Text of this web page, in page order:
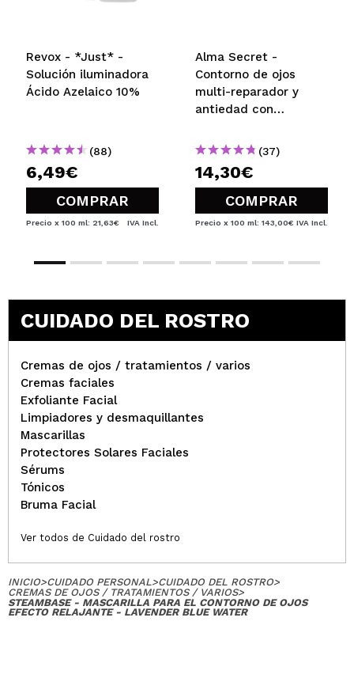
Revox - *Just* -
Solución iluminadora
Ácido Azelaico 10%
(88)
6,49€
COMPRAR
Precio x 100 ml: 21,63€ IVA Incl.
Alma Secret -
Contorno de ojos
multi-reparador y
antiedad con
(37)
14,30€
COMPRAR
Precio x 100 ml: 143,00€ IVA Incl.
CUIDADO DEL ROSTRO
Cremas de ojos / tratamientos / varios
Cremas faciales
Exfoliante Facial
Limpiadores y desmaquillantes
Mascarillas
Protectores Solares Faciales
Sérums
Tónicos
Bruma Facial
Ver todos de Cuidado del rostro
INICIO>CUIDADO PERSONAL>CUIDADO DEL ROSTRO>
CREMAS DE OJOS / TRATAMIENTOS / VARIOS>
STEAMBASE - MASCARILLA PARA EL CONTORNO DE OJOS
EFECTO RELAJANTE - LAVENDER BLUE WATER